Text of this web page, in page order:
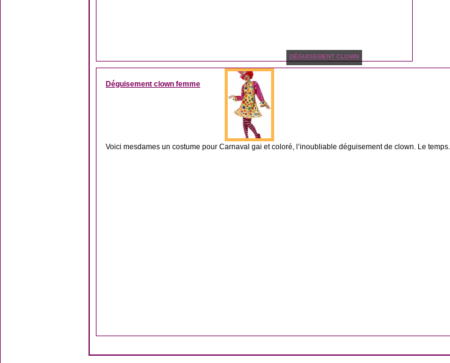
DÉGUISEMENT CLOWN
Déguisement clown femme
Voici mesdames un costume pour Carnaval gai et coloré, l’inoubliable déguisement de clown. Le temps...